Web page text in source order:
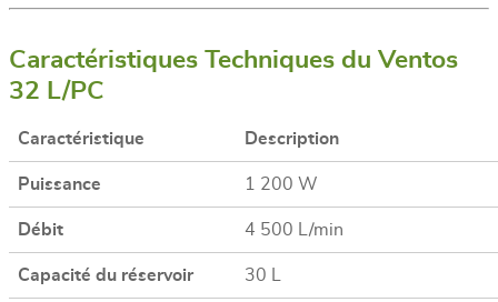
Caractéristiques Techniques du Ventos
32 L/PC
Caractéristique Description
Puissance 1 200 W
Débit 4 500 L/min
Capacité du réservoir 30 L